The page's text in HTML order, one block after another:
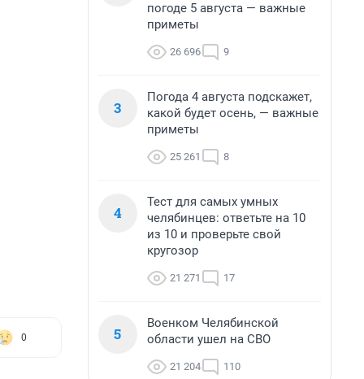
0
погоде 5 августа — важные
приметы
26 696 9
3
Погода 4 августа подскажет,
какой будет осень, — важные
приметы
25 261 8
4
Тест для самых умных
челябинцев: ответьте на 10
из 10 и проверьте свой
кругозор
21 271 17
5
Военком Челябинской
области ушел на СВО
21 204 110